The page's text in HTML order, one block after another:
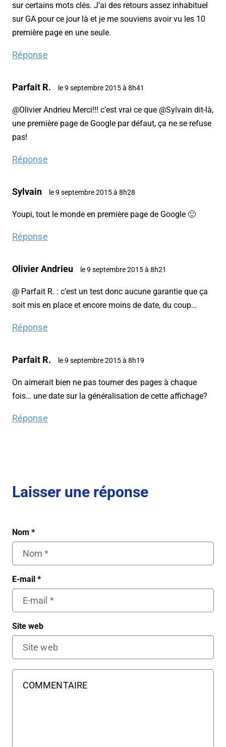
sur certains mots clés. J’ai des retours assez inhabituel
sur GA pour ce jour là et je me souviens avoir vu les 10
première page en une seule.
Réponse
Parfait R. le 9 septembre 2015 à 8h41
@Olivier Andrieu Merci!!! c’est vrai ce que @Sylvain dit-là,
une première page de Google par défaut, ça ne se refuse
pas!
Réponse
Sylvain le 9 septembre 2015 à 8h28
Youpi, tout le monde en première page de Google 🙂
Réponse
Olivier Andrieu le 9 septembre 2015 à 8h21
@ Parfait R. : c’est un test donc aucune garantie que ça
soit mis en place et encore moins de date, du coup…
Réponse
Parfait R. le 9 septembre 2015 à 8h19
On aimerait bien ne pas tourner des pages à chaque
fois… une date sur la généralisation de cette affichage?
Réponse
Laisser une réponse
Nom *
E-mail *
Site web